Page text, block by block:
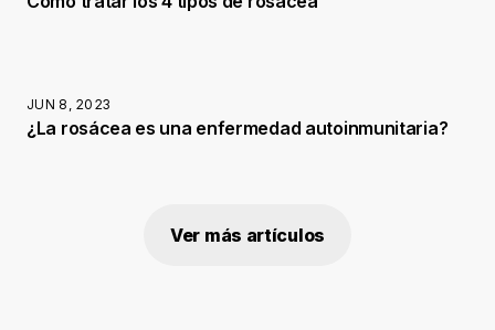
JUN 8, 2023
¿La rosácea es una enfermedad autoinmunitaria?
Ver más artículos